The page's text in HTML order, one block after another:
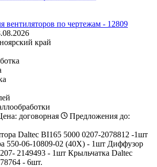
вентиляторов по чертежам - 12809
край
договорная
Предложения до:
Daltec BI165 5000 0207-2078812 -1шт
550-06-10809-02 (40Х) - 1шт Диффузор
2149493 - 1шт Крыльчатка Daltec
- 6шт.